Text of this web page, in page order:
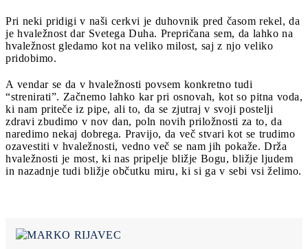
Pri neki pridigi v naši cerkvi je duhovnik pred časom rekel, da
je hvaležnost dar Svetega Duha. Prepričana sem, da lahko na
hvaležnost gledamo kot na veliko milost, saj z njo veliko
pridobimo.
A vendar se da v hvaležnosti povsem konkretno tudi
“strenirati”. Začnemo lahko kar pri osnovah, kot so pitna voda,
ki nam priteče iz pipe, ali to, da se zjutraj v svoji postelji
zdravi zbudimo v nov dan, poln novih priložnosti za to, da
naredimo nekaj dobrega. Pravijo, da več stvari kot se trudimo
ozavestiti v hvaležnosti, vedno več se nam jih pokaže. Drža
hvaležnosti je most, ki nas pripelje bližje Bogu, bližje ljudem
in nazadnje tudi bližje občutku miru, ki si ga v sebi vsi želimo.